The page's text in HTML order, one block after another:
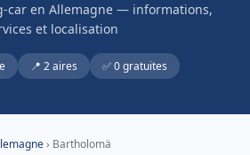
car en Allemagne — informations,
et localisation
📍 2 aires ✅ 0 gratuites
› Bartholomä